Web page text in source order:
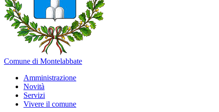
Comune di Montelabbate
Amministrazione
Novità
Servizi
Vivere il comune